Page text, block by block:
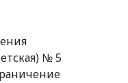
№ 5